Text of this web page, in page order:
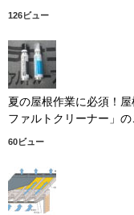
126ビュー
夏の屋根作業に必須！
ファルトクリーナー」
60ビュー